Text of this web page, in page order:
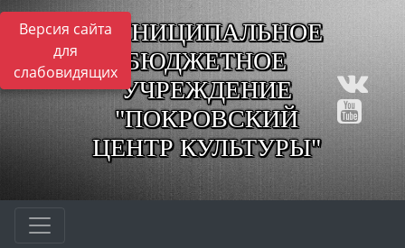
Версия сайта
для
слабовидящих
МУНИЦИПАЛЬНОЕ
БЮДЖЕТНОЕ
УЧРЕЖДЕНИЕ
"ПОКРОВСКИЙ
ЦЕНТР КУЛЬТУРЫ"